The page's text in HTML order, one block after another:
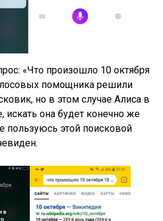
«Что произошло 10 октября
помощника решили
но в этом случае Алиса в
искать она будет конечно же
пользуюсь этой поисковой